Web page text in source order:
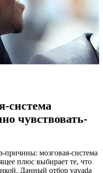
система
чувствовать-
причины: мозговая-система
плюс выбирает те, что
Данный отбор vavada